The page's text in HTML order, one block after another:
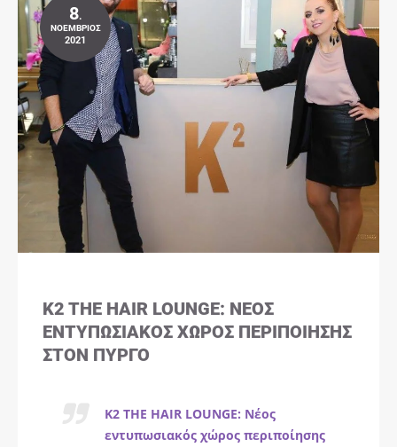
8.
ΝΟΈΜΒΡΙΟΣ
2021
K2 THE HAIR LOUNGE: ΝΈΟΣ
ΕΝΤΥΠΩΣΙΑΚΌΣ ΧΏΡΟΣ ΠΕΡΙΠΟΊΗΣΗΣ
ΣΤΟΝ ΠΎΡΓΟ
K2 THE HAIR LOUNGE: Νέος
εντυπωσιακός χώρος περιποίησης